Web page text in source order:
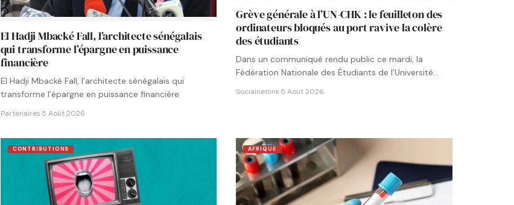
El Hadji Mbacké Fall, l’architecte sénégalais
qui transforme l’épargne en puissance
financière
El Hadji Mbacké Fall, l’architecte sénégalais qui
transforme l’épargne en puissance financière
Partenaires·5 Août 2026
Grève générale à l’UN-CHK : le feuilleton des
ordinateurs bloqués au port ravive la colère
des étudiants
Dans un communiqué rendu public ce mardi, la
Fédération Nationale des Étudiants de l’Université
Socialnetlink·5 Août 2026
CONTRIBUTIONS AFRIQUE